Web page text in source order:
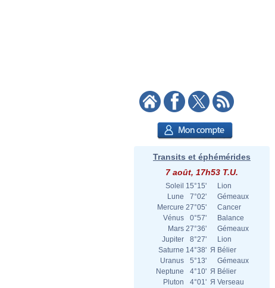
Transits et éphémérides
7 août, 17h53 T.U.
Soleil 15°15'
Lion
Lune
7°02'
Gémeaux
Mercure 27°05'
Cancer
Vénus
0°57'
Balance
Mars 27°36'
Gémeaux
Jupiter
8°27'
Lion
Saturne 14°38' Я Bélier
Uranus
5°13'
Gémeaux
Neptune
4°10' Я Bélier
Pluton
4°01' Я Verseau